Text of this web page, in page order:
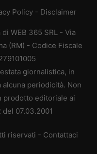
Policy - Disclaimer
WEB 365 SRL - Via
(RM) - Codice Fiscale
giornalistica, in
periodicità. Non
prodotto editoriale ai
07.03.2001
riservati - Contattaci